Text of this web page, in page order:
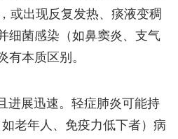
或出现反复发热、痰液变稠
细菌感染（如鼻窦炎、支气
有本质区别。
进展迅速。轻症肺炎可能持
老年人、免疫力低下者）病